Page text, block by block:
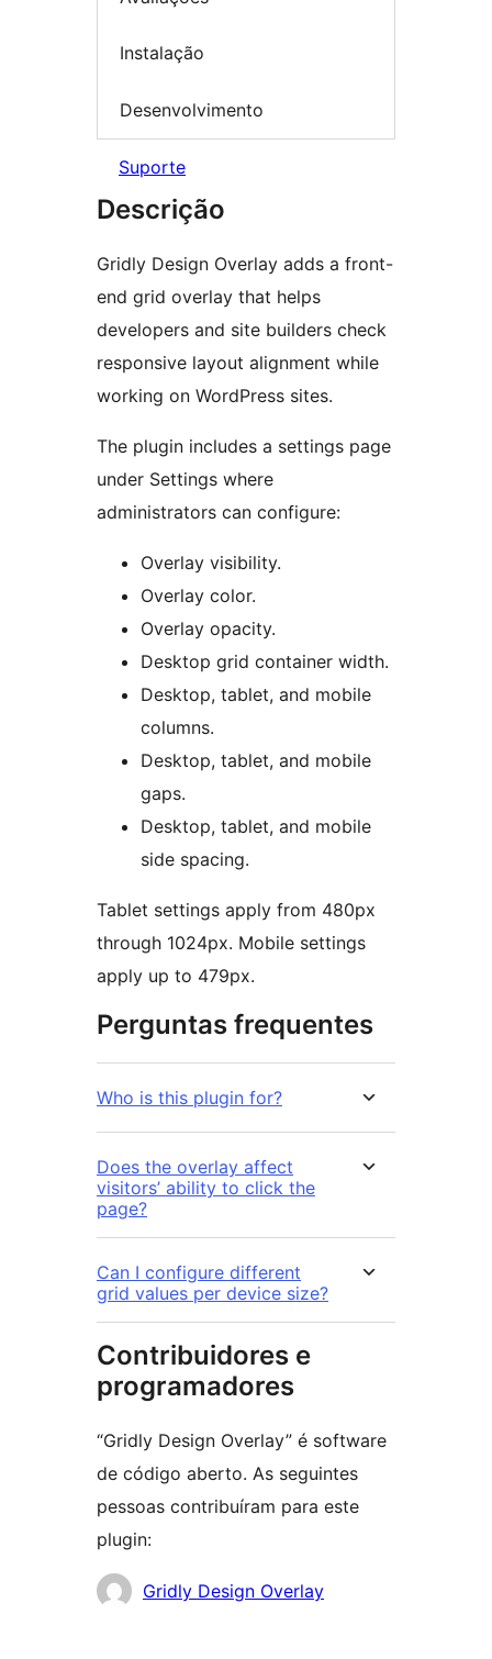
Instalação
Desenvolvimento
Suporte
Descrição
Gridly Design Overlay adds a front-
end grid overlay that helps
developers and site builders check
responsive layout alignment while
working on WordPress sites.
The plugin includes a settings page
under Settings where
administrators can configure:
Overlay visibility.
Overlay color.
Overlay opacity.
Desktop grid container width.
Desktop, tablet, and mobile
columns.
Desktop, tablet, and mobile
gaps.
Desktop, tablet, and mobile
side spacing.
Tablet settings apply from 480px
through 1024px. Mobile settings
apply up to 479px.
Perguntas frequentes
Who is this plugin for?
Does the overlay affect
visitors’ ability to click the
page?
Can I configure different
grid values per device size?
Contribuidores e
programadores
“Gridly Design Overlay” é software
de código aberto. As seguintes
pessoas contribuíram para este
plugin:
Contribuidores
Gridly Design Overlay